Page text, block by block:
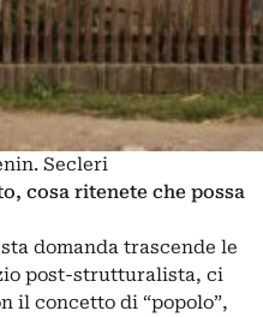
Secleri
cosa ritenete che possa
domanda trascende le
post-strutturalista, ci
il concetto di “popolo”,